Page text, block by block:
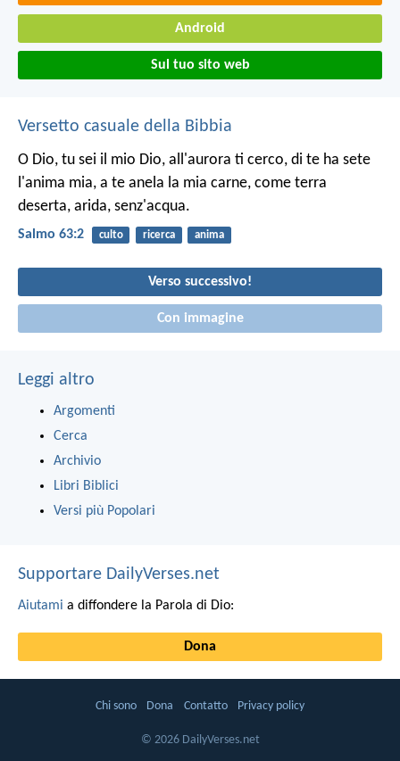
Android
Sul tuo sito web
Versetto casuale della Bibbia
O Dio, tu sei il mio Dio, all'aurora ti cerco, di te ha sete
l'anima mia, a te anela la mia carne, come terra
deserta, arida, senz'acqua.
Salmo 63:2 culto ricerca anima
Verso successivo!
Con immagine
Leggi altro
Argomenti
Cerca
Archivio
Libri Biblici
Versi più Popolari
Supportare DailyVerses.net
Aiutami a diffondere la Parola di Dio:
Dona
Chi sono Dona Contatto Privacy policy
© 2026 DailyVerses.net